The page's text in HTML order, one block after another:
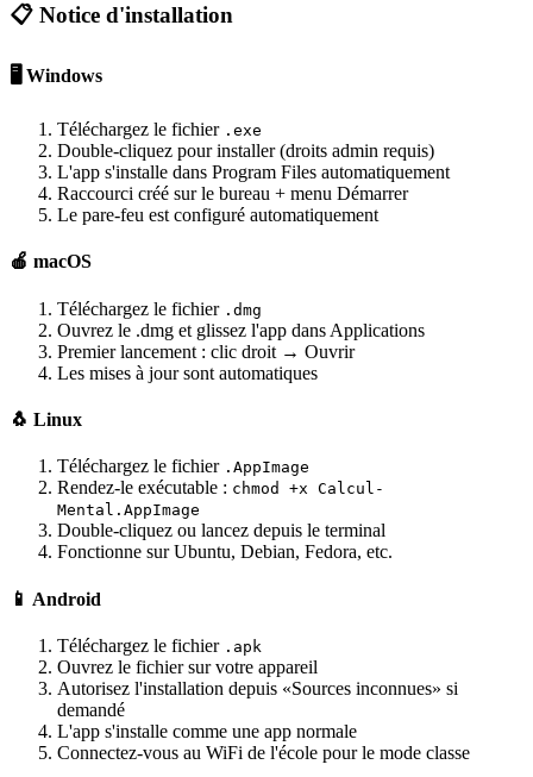
📋 Notice d'installation
🖥️ Windows
Téléchargez le fichier .exe
Double-cliquez pour installer (droits admin requis)
L'app s'installe dans Program Files automatiquement
Raccourci créé sur le bureau + menu Démarrer
Le pare-feu est configuré automatiquement
🍎 macOS
Téléchargez le fichier .dmg
Ouvrez le .dmg et glissez l'app dans Applications
Premier lancement : clic droit → Ouvrir
Les mises à jour sont automatiques
🐧 Linux
Téléchargez le fichier .AppImage
Rendez-le exécutable : chmod +x Calcul-
Mental.AppImage
Double-cliquez ou lancez depuis le terminal
Fonctionne sur Ubuntu, Debian, Fedora, etc.
📱 Android
Téléchargez le fichier .apk
Ouvrez le fichier sur votre appareil
Autorisez l'installation depuis «Sources inconnues» si
demandé
L'app s'installe comme une app normale
Connectez-vous au WiFi de l'école pour le mode classe